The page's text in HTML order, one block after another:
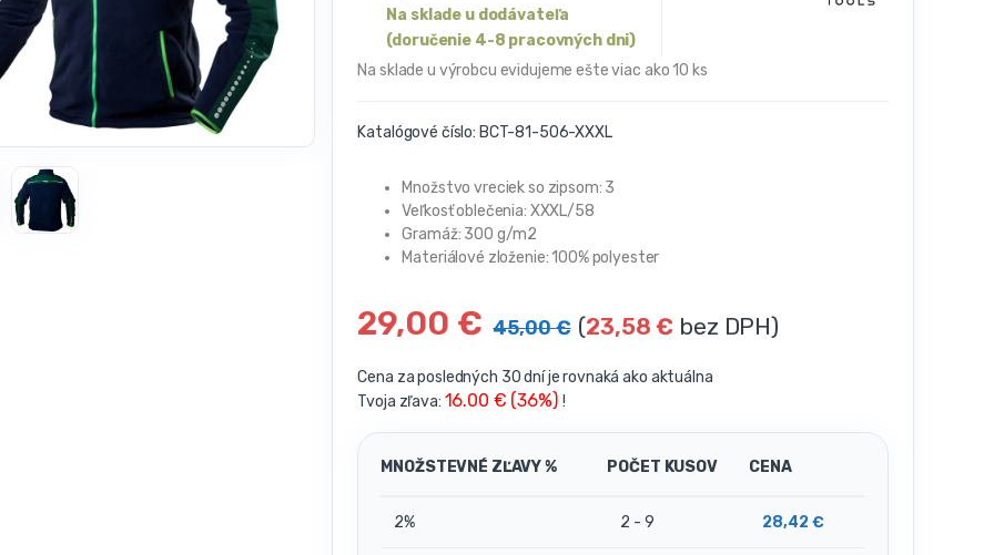
Na sklade u dodávateľa
(doručenie 4-8 pracovných dni)
Na sklade u výrobcu evidujeme ešte viac ako 10 ks
Katalógové číslo: BCT-81-506-XXXL
Množstvo vreciek so zipsom: 3
Veľkosť oblečenia: XXXL/58
Gramáž: 300 g/m2
Materiálové zloženie: 100% polyester
29,00 € 45,00€ (23,58€ bez DPH)
Cena za posledných 30 dní je rovnaká ako aktuálna
Tvoja zľava: 16.00 € (36%) !
MNOŽSTEVNÉ ZĽAVY % POČET KUSOV CENA
2% 2 - 9 28,42€